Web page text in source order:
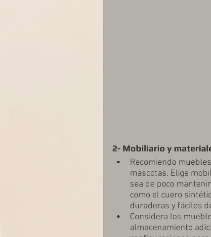
2- Mobiliario y
Recomiendo
mascotas. Elige
sea de poco
como el cuero
duraderas y fáciles
Considera los
almacenamiento